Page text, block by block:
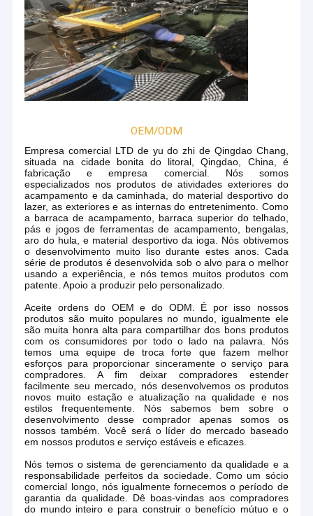
OEM/ODM
Empresa comercial LTD de yu do zhi de Qingdao Chang,
situada na cidade bonita do litoral, Qingdao, China, é
fabricação e empresa comercial. Nós somos
especializados nos produtos de atividades exteriores do
acampamento e da caminhada, do material desportivo do
lazer, as exteriores e as internas do entretenimento. Como
a barraca de acampamento, barraca superior do telhado,
pás e jogos de ferramentas de acampamento, bengalas,
aro do hula, e material desportivo da ioga. Nós obtivemos
o desenvolvimento muito liso durante estes anos. Cada
série de produtos é desenvolvida sob o alvo para o melhor
usando a experiência, e nós temos muitos produtos com
patente. Apoio a produzir pelo personalizado.
Aceite ordens do OEM e do ODM. É por isso nossos
produtos são muito populares no mundo, igualmente ele
são muita honra alta para compartilhar dos bons produtos
com os consumidores por todo o lado na palavra. Nós
temos uma equipe de troca forte que fazem melhor
esforços para proporcionar sinceramente o serviço para
compradores. A fim deixar compradores estender
facilmente seu mercado, nós desenvolvemos os produtos
novos muito estação e atualização na qualidade e nos
estilos frequentemente. Nós sabemos bem sobre o
desenvolvimento desse comprador apenas somos os
nossos também. Você será o líder do mercado baseado
em nossos produtos e serviço estáveis e eficazes.
Nós temos o sistema de gerenciamento da qualidade e a
responsabilidade perfeitos da sociedade. Como um sócio
comercial longo, nós igualmente fornecemos o período de
garantia da qualidade. Dê boas-vindas aos compradores
do mundo inteiro e para construir o benefício mútuo e o